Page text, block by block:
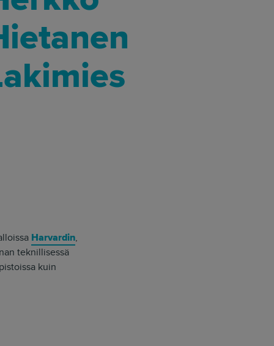
Harvardin,
teknillisessä
kuin